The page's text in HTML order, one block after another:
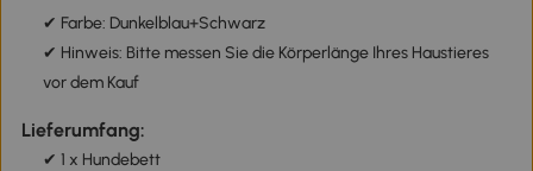
✔ Farbe: Dunkelblau+Schwarz
✔ Hinweis: Bitte messen Sie die Körperlänge Ihres Haustieres
vor dem Kauf
Lieferumfang:
✔ 1 x Hundebett